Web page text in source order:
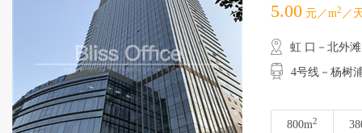
5.00 元／m2 ／
虹 口－北外滩
4号线－杨树
800m2